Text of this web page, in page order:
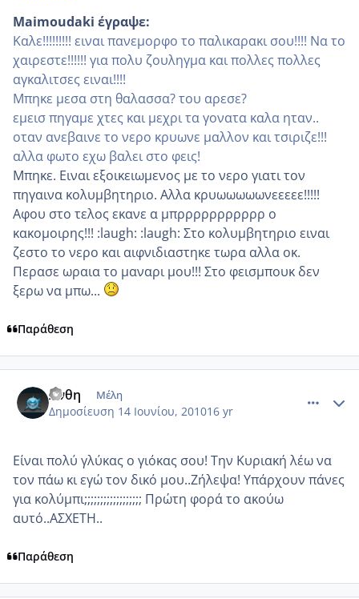
Maimoudaki έγραψε:
Καλε!!!!!!!!! ειναι πανεμορφο το παλικαρακι σου!!!! Να το
χαιρεστε!!!!!! για πολυ ζουληγμα και πολλες πολλες
αγκαλιτσες ειναι!!!!
Μπηκε μεσα στη θαλασσα? του αρεσε?
εμεισ πηγαμε χτες και μεχρι τα γονατα καλα ηταν..
οταν ανεβαινε το νερο κρυωνε μαλλον και τσιριζε!!!
αλλα φωτο εχω βαλει στο φεις!
Μπηκε. Ειναι εξοικειωμενος με το νερο γιατι τον
πηγαινα κολυμβητηριο. Αλλα κρυωωωωωνεεεεε!!!!!
Αφου στο τελος εκανε α μπρρρρρρρρρρρ ο
κακομοιρης!!! :laugh: :laugh: Στο κολυμβητηριο ειναι
ζεστο το νερο και αιφνιδιαστηκε τωρα αλλα οκ.
Περασε ωραια το μαναρι μου!!! Στο φεισμπουκ δεν
ξερω να μπω...
Παράθεση
Ανθη Μέλη
Δημοσίευση 14 Ιουνίου, 201016 yr
Είναι πολύ γλύκας ο γιόκας σου! Την Κυριακή λέω να
τον πάω κι εγώ τον δικό μου..Ζήλεψα! Υπάρχουν πάνες
για κολύμπι;;;;;;;;;;;;;;;;;; Πρώτη φορά το ακούω
αυτό..ΑΣΧΕΤΗ..
Παράθεση